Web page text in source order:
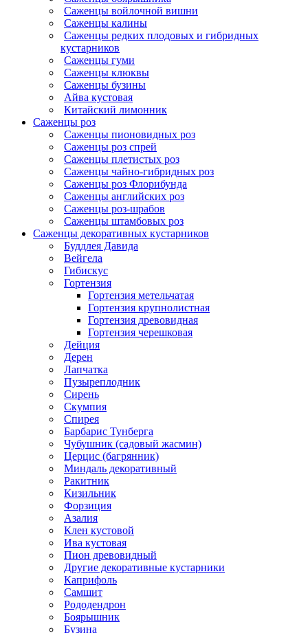
Саженцы войлочной вишни
Саженцы калины
Саженцы редких плодовых и гибридных
кустарников
Саженцы гуми
Саженцы клюквы
Саженцы бузины
Айва кустовая
Китайский лимонник
Саженцы роз
Саженцы пионовидных роз
Саженцы роз спрей
Саженцы плетистых роз
Саженцы чайно-гибридных роз
Саженцы роз Флорибунда
Саженцы английских роз
Саженцы роз-шрабов
Саженцы штамбовых роз
Саженцы декоративных кустарников
Буддлея Давида
Вейгела
Гибискус
Гортензия
Гортензия метельчатая
Гортензия крупнолистная
Гортензия древовидная
Гортензия черешковая
Дейция
Дерен
Лапчатка
Пузыреплодник
Сирень
Скумпия
Спирея
Барбарис Тунберга
Чубушник (садовый жасмин)
Церцис (багрянник)
Миндаль декоративный
Ракитник
Кизильник
Форзиция
Азалия
Клен кустовой
Ива кустовая
Пион древовидный
Другие декоративные кустарники
Каприфоль
Самшит
Рододендрон
Боярышник
Бузина